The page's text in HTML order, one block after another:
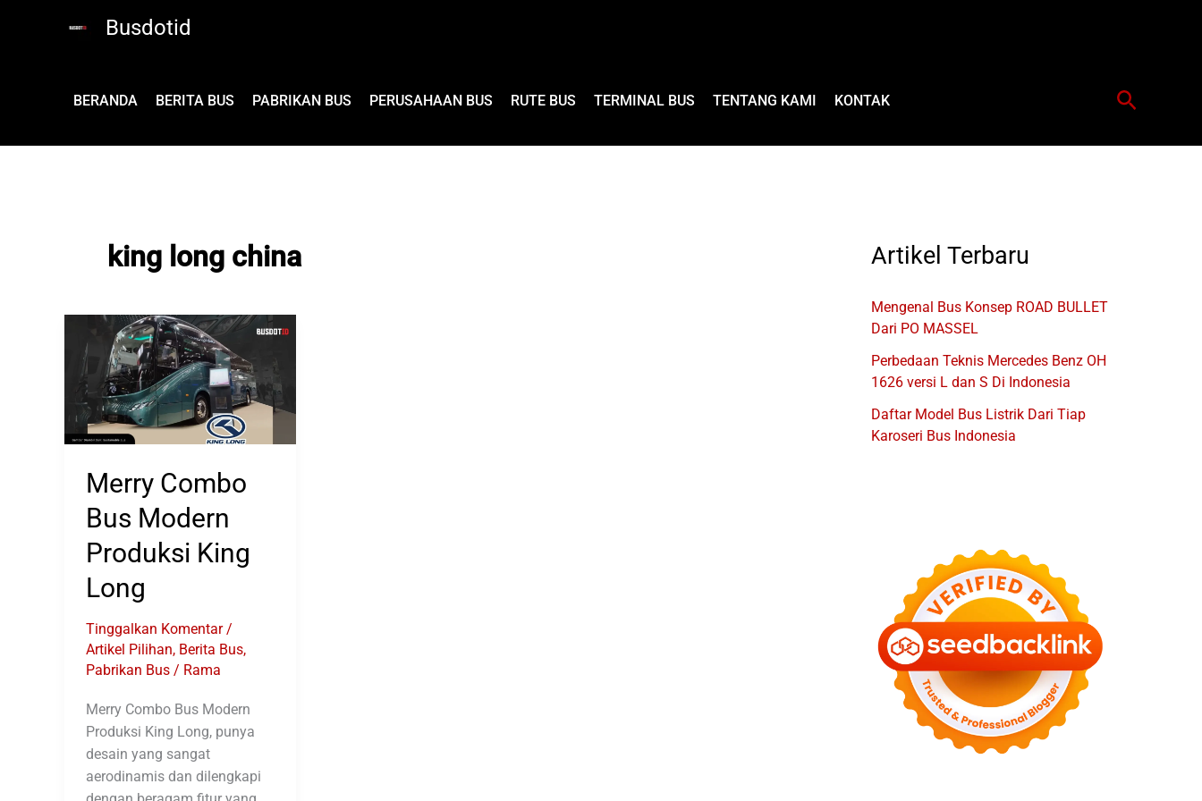
Busdotid
BERANDA BERITA BUS PABRIKAN BUS PERUSAHAAN BUS RUTE BUS TERMINAL BUS TENTANG KAMI KONTAK Cari
king long china
Merry Combo
Bus Modern
Produksi King
Long
Tinggalkan Komentar /
Artikel Pilihan, Berita Bus,
Pabrikan Bus / Rama
Merry Combo Bus Modern
Produksi King Long, punya
desain yang sangat
aerodinamis dan dilengkapi
Artikel Terbaru
Mengenal Bus Konsep ROAD BULLET
Dari PO MASSEL
Perbedaan Teknis Mercedes Benz OH
1626 versi L dan S Di Indonesia
Daftar Model Bus Listrik Dari Tiap
Karoseri Bus Indonesia